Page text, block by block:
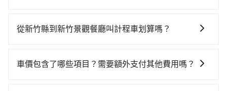
案。假設從新竹縣峨眉鄉前往最靠近的新竹高鐵站，叫
鐘，再乘坐10~12分鐘（平均11分）的高鐵從新竹站前
時不需要閉目養神（因為要自己開車），最重要的是你
$115~205承租小轎車，每公里再額外加收$3.2，從新竹
從新竹縣到新竹景觀餐廳叫計程車划算嗎？
灣大車隊、Uber、Line Taxi、Yoxi等。依照里程跳錶計
車價包含了哪些項目？需要額外支付其他費用嗎？